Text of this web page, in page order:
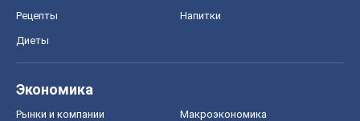
Рецепты Напитки
Диеты
Экономика
Рынки и компании Mакроэкономика